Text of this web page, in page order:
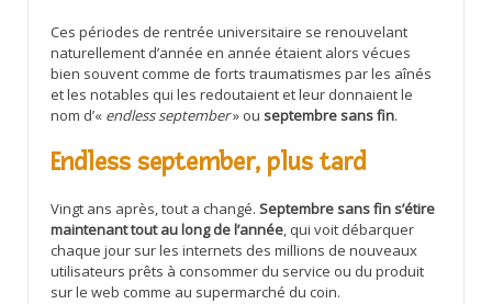
Ces périodes de rentrée universitaire se renouvelant
naturellement d’année en année étaient alors vécues
bien souvent comme de forts traumatismes par les aînés
et les notables qui les redoutaient et leur donnaient le
nom d’« endless september» ou septembre sans fin.
Endless september, plus tard
Vingt ans après, tout a changé. Septembre sans fin s’étire
maintenant tout au long de l’année, qui voit débarquer
chaque jour sur les internets des millions de nouveaux
utilisateurs prêts à consommer du service ou du produit
sur le web comme au supermarché du coin.